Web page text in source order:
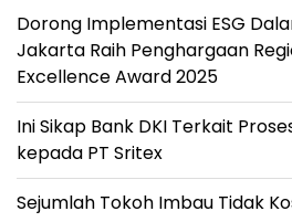
Dorong Implementasi ESG
Jakarta Raih Penghargaan
Excellence Award 2025
Ini Sikap Bank DKI Terkait
kepada PT Sritex
Sejumlah Tokoh Imbau Tidak